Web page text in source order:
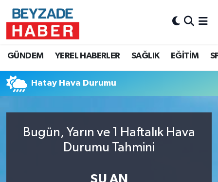
GÜNDEM YEREL HABERLER SAĞLIK EĞİTİM
Hatay Hava Durumu
Bugün, Yarın ve 1 Haftalık Hava
Durumu Tahmini
ŞU AN
Hava Durumu
Süper Lig Puan Durumu ve Fikstür
Tüm Manşetler
Son Dakika Haberleri